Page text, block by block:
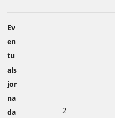
Ev
en
tu
als
jor
na
da
2